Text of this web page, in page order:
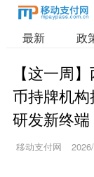
最新 政
【这一周
币持牌机
研发新终端
移动支付网